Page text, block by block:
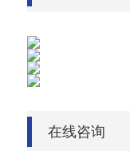
在线咨询